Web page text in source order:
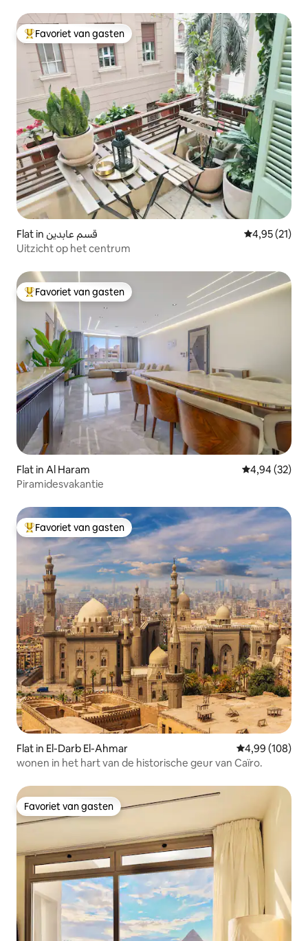
Topfavoriet van gasten
Favoriet van gasten
Flat in قسم عابدين Gemiddelde
4,95 (21)
Uitzicht op het centrum
Topfavoriet van gasten
Favoriet van gasten
Flat in Al Haram Gemiddelde
4,94 (32)
Piramidesvakantie
Topfavoriet van gasten
Favoriet van gasten
Flat in El-Darb El-Ahmar Gemiddelde
4,99 (108)
wonen in het hart van de historische geur van Caïro.
Favoriet van gasten
Favoriet van gasten